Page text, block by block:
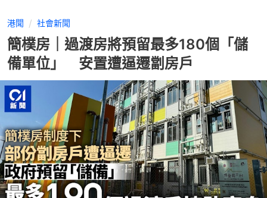
港聞 社會新聞
簡樸房｜過渡房將預留最多180個「儲
備單位」 安置遭逼遷劏房戶